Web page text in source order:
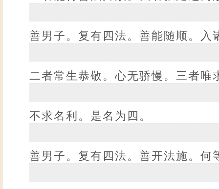
善男子。复有四法。善能随顺。
二者常生恭敬。心无骄慢。三者
不求名利。是名为四。
善男子。复有四法。善开法施。何